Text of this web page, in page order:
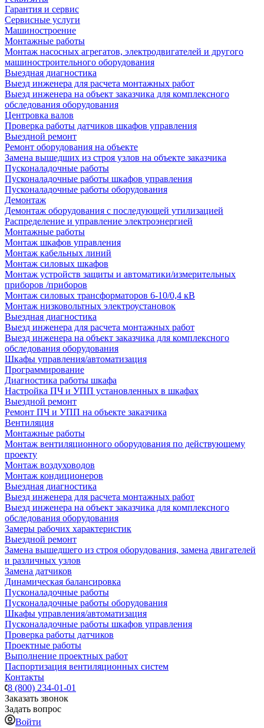
Гарантия и сервис
Сервисные услуги
Машиностроение
Монтажные работы
Монтаж насосных агрегатов, электродвигателей и другого
машиностроительного оборудования
Выездная диагностика
Выезд инженера для расчета монтажных работ
Выезд инженера на объект заказчика для комплексного
обследования оборудования
Центровка валов
Проверка работы датчиков шкафов управления
Выездной ремонт
Ремонт оборудования на объекте
Замена вышедших из строя узлов на объекте заказчика
Пусконаладочные работы
Пусконаладочные работы шкафов управления
Пусконаладочные работы оборудования
Демонтаж
Демонтаж оборудования с последующей утилизацией
Распределение и управление электроэнергией
Монтажные работы
Монтаж шкафов управления
Монтаж кабельных линий
Монтаж силовых шкафов
Монтаж устройств защиты и автоматики/измерительных
приборов /приборов
Монтаж силовых трансформаторов 6-10/0,4 кВ
Монтаж низковольтных электроустановок
Выездная диагностика
Выезд инженера для расчета монтажных работ
Выезд инженера на объект заказчика для комплексного
обследования оборудования
Шкафы управления/автоматизация
Программирование
Диагностика работы шкафа
Настройка ПЧ и УПП установленных в шкафах
Выездной ремонт
Ремонт ПЧ и УПП на объекте заказчика
Вентиляция
Монтажные работы
Монтаж вентиляционного оборудования по действующему
проекту
Монтаж воздуховодов
Монтаж кондиционеров
Выездная диагностика
Выезд инженера для расчета монтажных работ
Выезд инженера на объект заказчика для комплексного
обследования оборудования
Замеры рабочих характеристик
Выездной ремонт
Замена вышедшего из строя оборудования, замена двигателей
и различных узлов
Замена датчиков
Динамическая балансировка
Пусконаладочные работы
Пусконаладочные работы оборудования
Шкафы управления/автоматизация
Пусконаладочные работы шкафов управления
Проверка работы датчиков
Проектные работы
Выполнение проектных работ
Паспортизация вентиляционных систем
Контакты
8 (800) 234-01-01
Заказать звонок
Задать вопрос
Войти